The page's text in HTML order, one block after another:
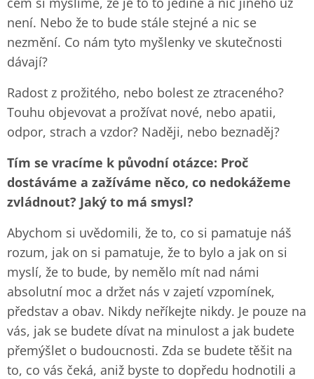
není. Nebo že to bude stále stejné a nic se
nezmění. Co nám tyto myšlenky ve skutečnosti
dávají?
Radost z prožitého, nebo bolest ze ztraceného?
Touhu objevovat a prožívat nové, nebo apatii,
odpor, strach a vzdor? Naději, nebo beznaděj?
Tím se vracíme k původní otázce: Proč
dostáváme a zažíváme něco, co nedokážeme
zvládnout? Jaký to má smysl?
Abychom si uvědomili, že to, co si pamatuje náš
rozum, jak on si pamatuje, že to bylo a jak on si
myslí, že to bude, by nemělo mít nad námi
absolutní moc a držet nás v zajetí vzpomínek,
představ a obav. Nikdy neříkejte nikdy. Je pouze na
vás, jak se budete dívat na minulost a jak budete
přemýšlet o budoucnosti. Zda se budete těšit na
to, co vás čeká, aniž byste to dopředu hodnotili a